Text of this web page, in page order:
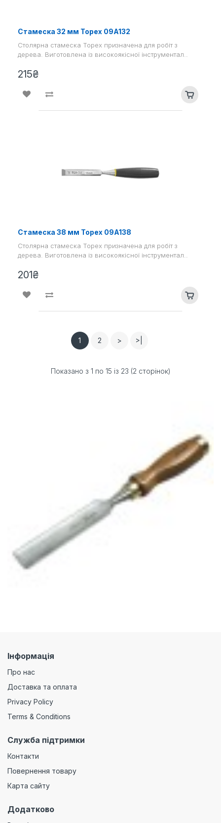
Стамеска 32 мм Topex 09A132
Столярна стамеска Topex призначена для робіт з
дерева. Виготовлена ​​із високоякісної інструментал..
215₴
Стамеска 38 мм Topex 09A138
Столярна стамеска Topex призначена для робіт з
дерева. Виготовлена ​​із високоякісної інструментал..
201₴
1 2 > >|
Показано з 1 по 15 із 23 (2 сторінок)
Інформація
Про нас
Доставка та оплата
Privacy Policy
Terms & Conditions
Служба підтримки
Контакти
Повернення товару
Карта сайту
Додатково